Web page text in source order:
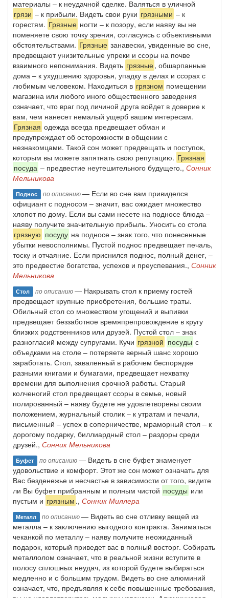
материалы – к неудачной сделке. Валяться в уличной
грязи – к прибыли. Видеть свои руки грязными – к
горестям. Грязные ногти – к позору, если наяву вы не
поменяете свою точку зрения, согласуясь с объективными
обстоятельствами. Грязные занавески, увиденные во сне,
предвещают унизительные упреки и ссоры на почве
взаимного непонимания. Видеть грязные, обшарпанные
дома – к ухудшению здоровья, упадку в делах и ссорах с
любимым человеком. Находиться в грязном помещении
магазина или любого иного общественного заведения
означает, что враг под личиной друга войдет в доверие к
вам, чем нанесет немалый ущерб вашим интересам.
Грязная одежда всегда предвещает обман и
предупреждает об осторожности в общении с
незнакомцами. Такой сон может предвещать и поступок,
которым вы можете запятнать свою репутацию. Грязная
посуда – предвестие неутешительного будущего., Сонник
Мельникова
Поднос по описанию— Если во сне вам привиделся
официант с подносом – значит, вас ожидает множество
хлопот по дому. Если вы сами несете на подносе блюда –
наяву получите значительную прибыль. Уносить со стола
грязную посуду на подносе – знак того, что понесенные
убытки невосполнимы. Пустой поднос предвещает печаль,
тоску и отчаяние. Если приснился поднос, полный денег, –
это предвестие богатства, успехов и преуспевания., Сонник
Мельникова
Стол по описанию— Накрывать стол к приему гостей
предвещает крупные приобретения, большие траты.
Обильный стол со множеством угощений и выпивки
предвещает беззаботное времяпрепровождение в кругу
близких родственников или друзей. Пустой стол – знак
разногласий между супругами. Кучи грязной посуды с
объедками на столе – потеряете верный шанс хорошо
заработать. Стол, заваленный в рабочем беспорядке
разными книгами и бумагами, предвещает нехватку
времени для выполнения срочной работы. Старый
колченогий стол предвещает ссоры в семье, новый
полированный – наяву будете не удовлетворены своим
положением, журнальный столик – к утратам и печали,
письменный – успех в соперничестве, мраморный стол – к
дорогому подарку, биллиардный стол – раздоры среди
друзей., Сонник Мельникова
Буфет по описанию— Видеть в сне буфет знаменует
удовольствие и комфорт. Этот же сон может означать для
Вас безденежье и несчастье в зависимости от того, видите
ли Вы буфет прибранным и полным чистой посуды или
пустым и грязным ., Сонник Миллера
Металл по описанию— Видеть во сне отливку вещей из
металла – к заключению выгодного контракта. Заниматься
чеканкой по металлу – наяву получите неожиданный
подарок, который приведет вас в полный восторг. Собирать
металлолом означает, что в реальной жизни вступите в
полосу сплошных неудач, из которой будете выбираться
медленно и с большим трудом. Видеть во сне алюминий
означает, что, предъявляя к себе повышенные требования,